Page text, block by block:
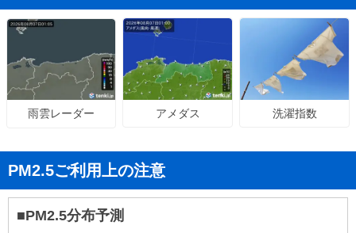
雨雲レーダー アメダス 洗濯指数
PM2.5ご利用上の注意
■PM2.5分布予測